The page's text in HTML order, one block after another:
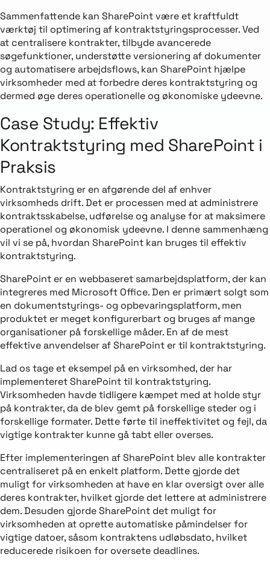
Sammenfattende kan SharePoint være et kraftfuldt
værktøj til optimering af kontraktstyringsprocesser. Ved
at centralisere kontrakter, tilbyde avancerede
søgefunktioner, understøtte versionering af dokumenter
og automatisere arbejdsflows, kan SharePoint hjælpe
virksomheder med at forbedre deres kontraktstyring og
dermed øge deres operationelle og økonomiske ydeevne.
Case Study: Effektiv
Kontraktstyring med SharePoint i
Praksis
Kontraktstyring er en afgørende del af enhver
virksomheds drift. Det er processen med at administrere
kontraktsskabelse, udførelse og analyse for at maksimere
operationel og økonomisk ydeevne. I denne sammenhæng
vil vi se på, hvordan SharePoint kan bruges til effektiv
kontraktstyring.
SharePoint er en webbaseret samarbejdsplatform, der kan
integreres med Microsoft Office. Den er primært solgt som
en dokumentstyrings- og opbevaringsplatform, men
produktet er meget konfigurerbart og bruges af mange
organisationer på forskellige måder. En af de mest
effektive anvendelser af SharePoint er til kontraktstyring.
Lad os tage et eksempel på en virksomhed, der har
implementeret SharePoint til kontraktstyring.
Virksomheden havde tidligere kæmpet med at holde styr
på kontrakter, da de blev gemt på forskellige steder og i
forskellige formater. Dette førte til ineffektivitet og fejl, da
vigtige kontrakter kunne gå tabt eller overses.
Efter implementeringen af SharePoint blev alle kontrakter
centraliseret på en enkelt platform. Dette gjorde det
muligt for virksomheden at have en klar oversigt over alle
deres kontrakter, hvilket gjorde det lettere at administrere
dem. Desuden gjorde SharePoint det muligt for
virksomheden at oprette automatiske påmindelser for
vigtige datoer, såsom kontraktens udløbsdato, hvilket
reducerede risikoen for oversete deadlines.